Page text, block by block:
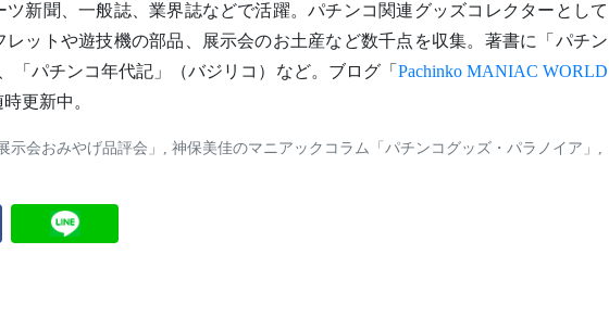
新聞、一般誌、業界誌などで活躍。パチンコ関連グッズコレクターとして
レットや遊技機の部品、展示会のお土産など数千点を収集。著書に「パチン
「パチンコ年代記」（バジリコ）など。ブログ「 Pachinko MANIAC WORLD
時更新中。
示会おみやげ品評会」 , 神保美佳のマニアックコラム「パチンコグッズ・パラノイア」 ,